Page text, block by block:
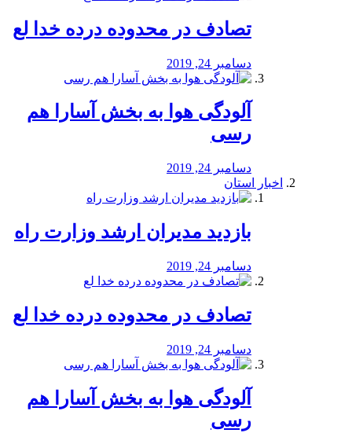
تصادف در محدوده درده خدا لع
دسامبر 24, 2019
آلودگی هوا به بخش آسارا هم
رسی
دسامبر 24, 2019
اخبار استان
بازدید مدیران ارشد وزارت راه
دسامبر 24, 2019
تصادف در محدوده درده خدا لع
دسامبر 24, 2019
آلودگی هوا به بخش آسارا هم
رسی